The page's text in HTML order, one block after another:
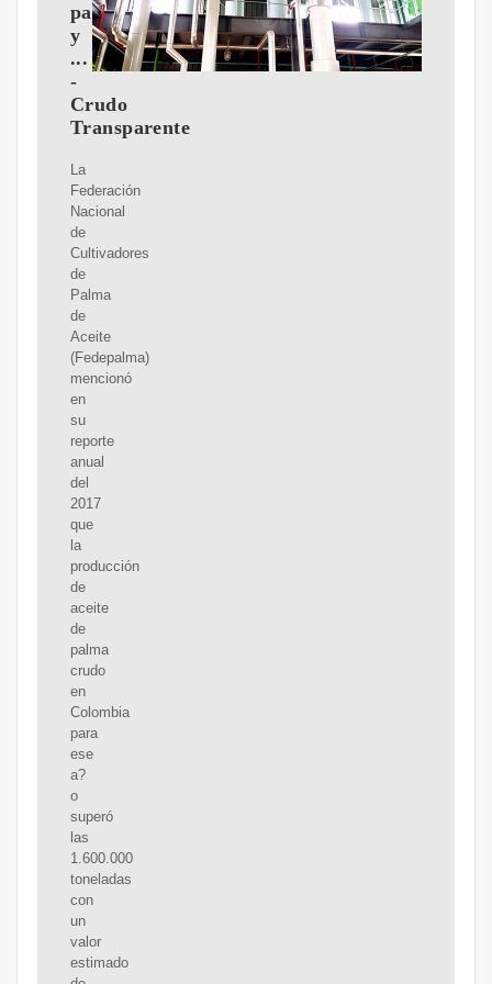
palma
y
...
-
Crudo
Transparente
La
Federación
Nacional
de
Cultivadores
de
Palma
de
Aceite
(Fedepalma)
mencionó
en
su
reporte
anual
del
2017
que
la
producción
de
aceite
de
palma
crudo
en
Colombia
para
ese
a?
o
superó
las
1.600.000
toneladas
con
un
valor
estimado